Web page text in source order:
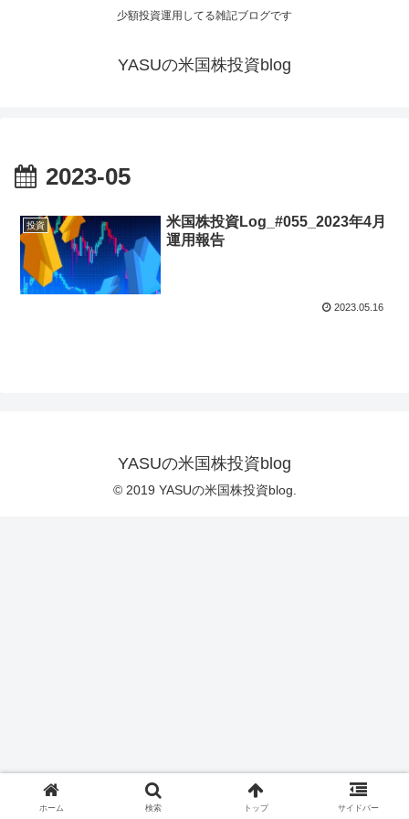
少額投資運用してる雑記ブログです
YASUの米国株投資blog
2023-05
投資
米国株投資Log_#055_2023年4月
運用報告
2023.05.16
YASUの米国株投資blog
© 2019 YASUの米国株投資blog.
ホーム 検索 トップ サイドバー